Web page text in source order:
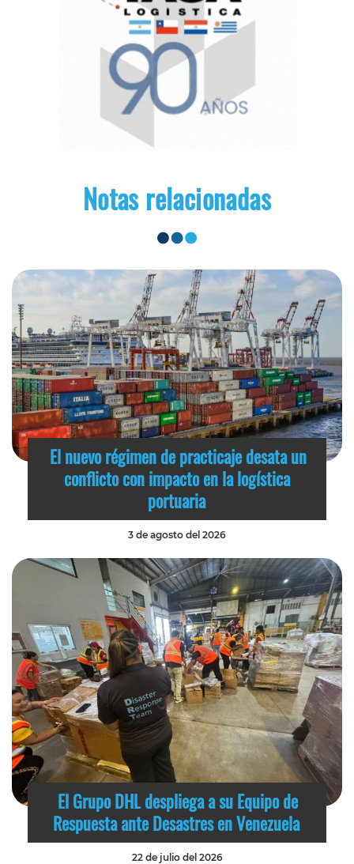
Notas relacionadas
El nuevo régimen de practicaje desata un
conflicto con impacto en la logística
portuaria
3 de agosto del 2026
El Grupo DHL despliega a su Equipo de
Respuesta ante Desastres en Venezuela
22 de julio del 2026